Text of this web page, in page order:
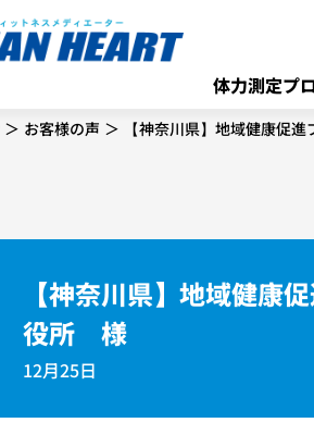
体力測定プ
お客様の声 【神奈川県】地域健康促
【神奈川県】地域健康
役所 様
12月25日